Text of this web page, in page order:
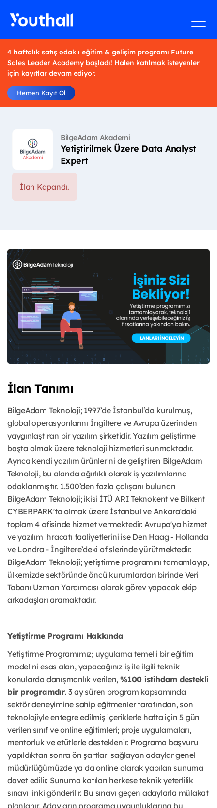
4 haftalık satış odaklı eğitim & gelişim programı Future
Sales Leader Academy başladı! Halen katılmak isteyenler
için kayıtlar devam ediyor.
Hemen Kayıt Ol
BilgeAdam Akademi
Yetiştirilmek Üzere Data Analyst
Expert
İlan Kapandı.
İlan Tanımı
BilgeAdam Teknoloji; 1997’de İstanbul’da kurulmuş,
global operasyonlarını İngiltere ve Avrupa üzerinden
yaygınlaştıran bir yazılım şirketidir. Yazılım geliştirme
başta olmak üzere teknoloji hizmetleri sunmaktadır.
Ayrıca kendi yazılım ürünlerini de geliştiren BilgeAdam
Teknoloji, bu alanda ağırlıklı olarak iş yazılımlarına
odaklanmıştır. 1.500’den fazla çalışanı bulunan
BilgeAdam Teknoloji; ikisi İTÜ ARI Teknokent ve Bilkent
CYBERPARK'ta olmak üzere İstanbul ve Ankara’daki
toplam 4 ofisinde hizmet vermektedir. Avrupa'ya hizmet
ve yazılım ihracatı faaliyetlerini ise Den Haag - Hollanda
ve Londra - İngiltere’deki ofislerinde yürütmektedir.
BilgeAdam Teknoloji; yetiştirme programını tamamlayıp,
ülkemizde sektöründe öncü kurumlardan birinde Veri
Tabanı Uzman Yardımcısı olarak görev yapacak ekip
arkadaşları aramaktadır.
Yetiştirme Programı Hakkında
Yetiştirme Programımız; uygulama temelli bir eğitim
modelini esas alan, yapacağınız iş ile ilgili teknik
konularda danışmanlık verilen,%100 istihdam destekli
bir programdır. 3 ay süren program kapsamında
sektör deneyimine sahip eğitmenler tarafından, son
teknolojiyle entegre edilmiş içeriklerle hafta için 5 gün
verilen sınıf ve online eğitimleri; proje uygulamaları,
mentorluk ve etütlerle desteklenir. Programa başvuru
yapıldıktan sonra ön şartları sağlayan adaylar genel
müdürlüğümüzde ya da online olarak yapılan sunuma
davet edilir. Sunuma katılan herkese teknik yeterlilik
sınavı linki gönderilir. Bu sınavı geçen adaylarla mülakat
planlanır. Adayların programa uygunluklarına bu